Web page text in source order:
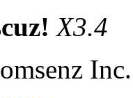
X3.4
Inc.